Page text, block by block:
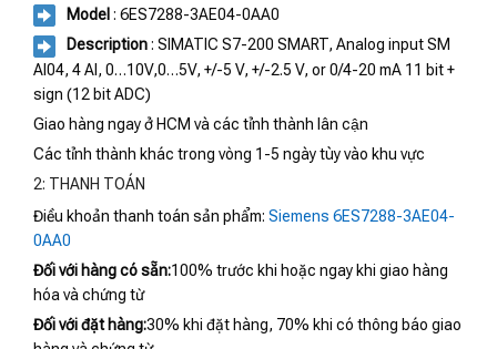
Model : 6ES7288-3AE04-0AA0
Description: SIMATIC S7-200 SMART, Analog input SM
AI04, 4 AI, 0…10V,0…5V, +/-5 V, +/-2.5 V, or 0/4-20 mA 11 bit +
sign (12 bit ADC)
Giao hàng ngay ở HCM và các tỉnh thành lân cận
Các tỉnh thành khác trong vòng 1-5 ngày tùy vào khu vực
2: THANH TOÁN
Điều khoản thanh toán sản phẩm: Siemens 6ES7288-3AE04-
0AA0
Đối với hàng có sẵn:100% trước khi hoặc ngay khi giao hàng
hóa và chứng từ
Đối với đặt hàng:30% khi đặt hàng, 70% khi có thông báo giao